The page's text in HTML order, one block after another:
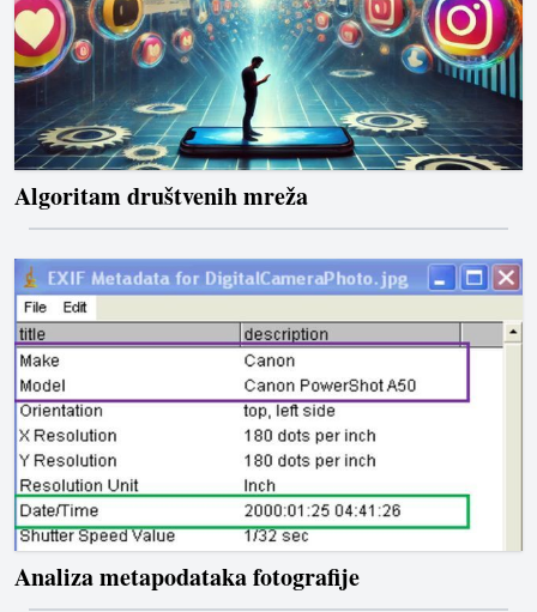
Algoritam društvenih mreža
Analiza metapodataka fotografije